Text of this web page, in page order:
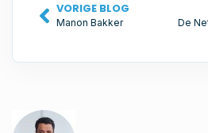
VORIGE BLOG
Manon Bakker